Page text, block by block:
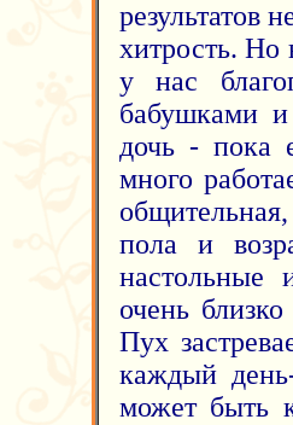
результатов
хитрость. Но
у нас
бабушками
дочь - пока
много
пола и
настольные
очень
Пух
каждый
может быть